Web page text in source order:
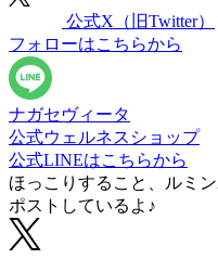
公式X （旧Twitter）
フォローはこちらから
ナガセヴィータ
公式ウェルネスショップ
公式LINEはこちらから
ほっこりすること、ルミ
ポストしているよ♪